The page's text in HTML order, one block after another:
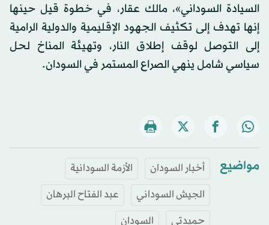
السيادة السوداني»، مالك عقار، في خطوة قيل حينها
إنها تهدف إلى تكثيف الجهود الإقليمية والدولية الرامية
إلى التوصل لوقف إطلاق النار، وتهيئة المناخ لحل
سياسي شامل ينهي الصراع المستمر في السودان.
مواضيع أخبار السودان
الأزمة السودانية
الجيش السوداني
عبد الفتاح البرهان
حميدتي
السودان